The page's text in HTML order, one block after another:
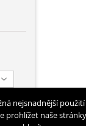
nejsnadnější použití
prohlížet naše stránky